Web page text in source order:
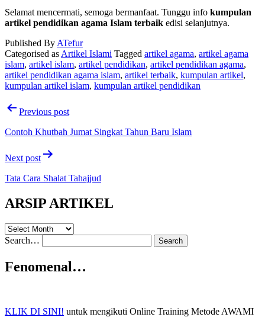
Selamat mencermati, semoga bermanfaat. Tunggu info kumpulan
artikel pendidikan agama Islam terbaik edisi selanjutnya.
Published By ATefur
Categorised as Artikel Islami Tagged artikel agama, artikel agama
islam, artikel islam, artikel pendidikan, artikel pendidikan agama,
artikel pendidikan agama islam, artikel terbaik, kumpulan artikel,
kumpulan artikel islam, kumpulan artikel pendidikan
PostPrevious post
Contoh Khutbah Jumat Singkat Tahun Baru Islam
Next post
Tata Cara Shalat Tahajjud
ARSIP ARTIKEL
ARSIP
ARTIKEL
Search…
Fenomenal…
KLIK DI SINI! untuk mengikuti Online Training Metode AWAMI